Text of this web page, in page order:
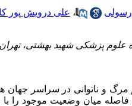
، علی درویش پور
علوم پزشکی شهید بهشتی،
و ناتوانی در سراسر جهان
میان وضعیت موجود را